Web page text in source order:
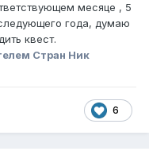
месяце , 5
года, думаю
квест.
Стран Ник
6